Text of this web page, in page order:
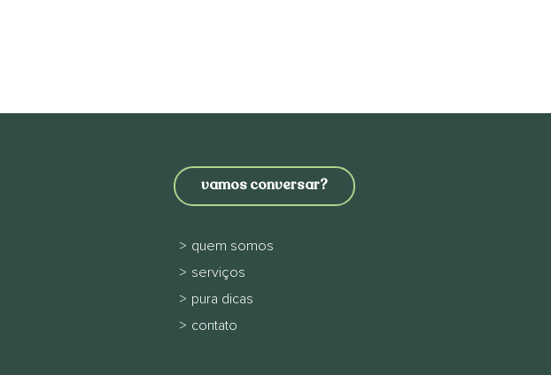
vamos conversar?
quem somos
serviços
pura dicas
contato